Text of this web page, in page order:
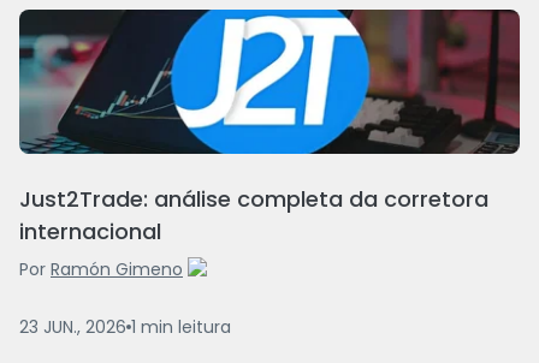
Just2Trade: análise completa da corretora
internacional
Por Ramón Gimeno
23 JUN., 2026 1 min leitura